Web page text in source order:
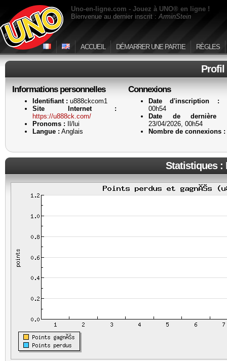
Uno-en-ligne.com - Jouez à UNO® en ligne !
Bienvenue au dernier inscrit :ArminStein
ACCUEIL DÉMARRER UNE PARTIE RÈGLES
Informations personnelles
Identifiant : u888ckcom1
Site Internet :
https://u888ck.com/
Pronoms : Il/lui
Langue : Anglais
Connexions
Date d'inscription :
00h54
Date de dernière
23/04/2026, 00h54
Nombre de connexions :
Statistiques :